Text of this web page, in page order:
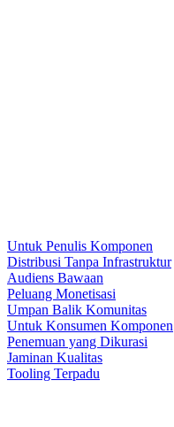
Untuk Penulis Komponen
Distribusi Tanpa Infrastruktur
Audiens Bawaan
Peluang Monetisasi
Umpan Balik Komunitas
Untuk Konsumen Komponen
Penemuan yang Dikurasi
Jaminan Kualitas
Tooling Terpadu